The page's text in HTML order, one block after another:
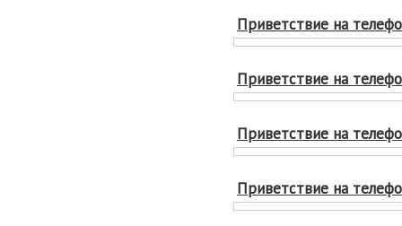
Приветствие на
Приветствие на
Приветствие на
Приветствие на